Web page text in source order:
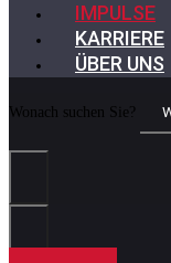
IMPULSE
KARRIERE
ÜBER UNS
Wonach suchen Sie?